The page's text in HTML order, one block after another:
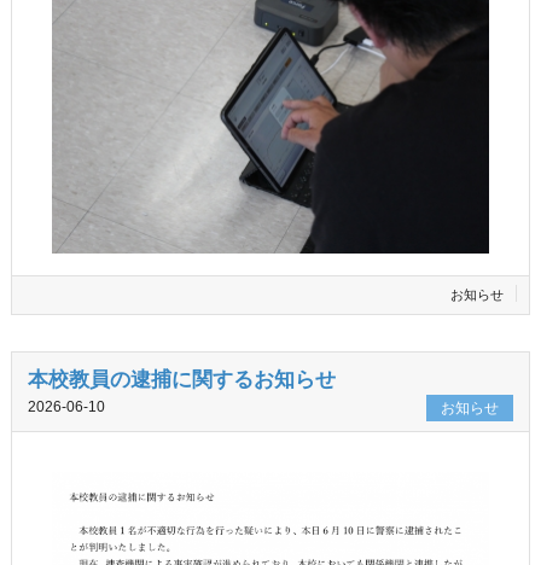
お知らせ
本校教員の逮捕に関するお知らせ
2026-06-10 お知らせ